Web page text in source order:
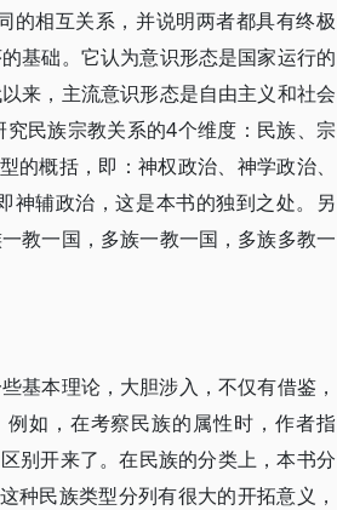
的相互关系，并说明两者都具有终极
基础。它认为意识形态是国家运行的
来，主流意识形态是自由主义和社会
民族宗教关系的4个维度：民族、宗
概括，即：神权政治、神学政治、
神辅政治，这是本书的独到之处。另
教一国，多族一教一国，多族多教一
基本理论，大胆涉入，不仅有借鉴，
如，在考察民族的属性时，作者指
别开来了。在民族的分类上，本书分
种民族类型分列有很大的开拓意义，